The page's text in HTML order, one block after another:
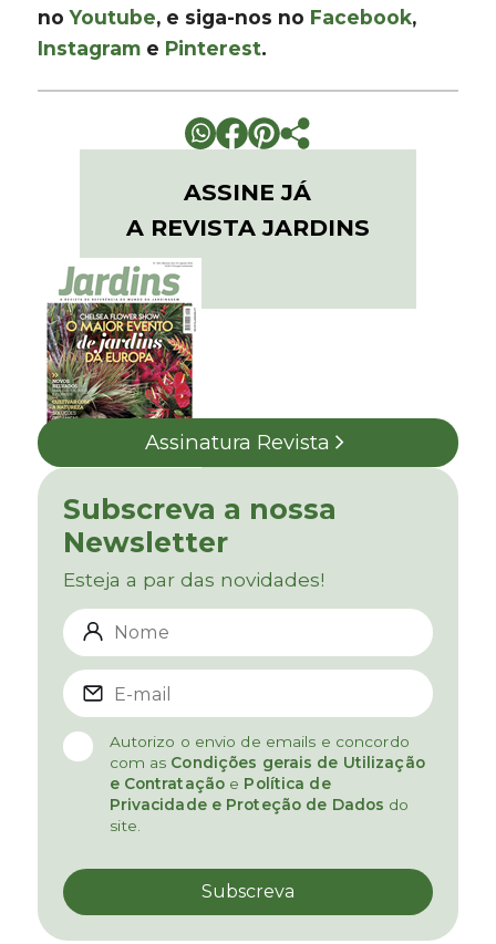
noYoutube, e siga-nos no Facebook,
Instagram e Pinterest.
ASSINE JÁ
A REVISTA JARDINS
Assinatura Revista
Subscreva a nossa
Newsletter
Esteja a par das novidades!
Autorizo o envio de emails e concordo
com as Condições gerais de Utilização
e Contratação e Política de
Privacidade e Proteção de Dados do
site.